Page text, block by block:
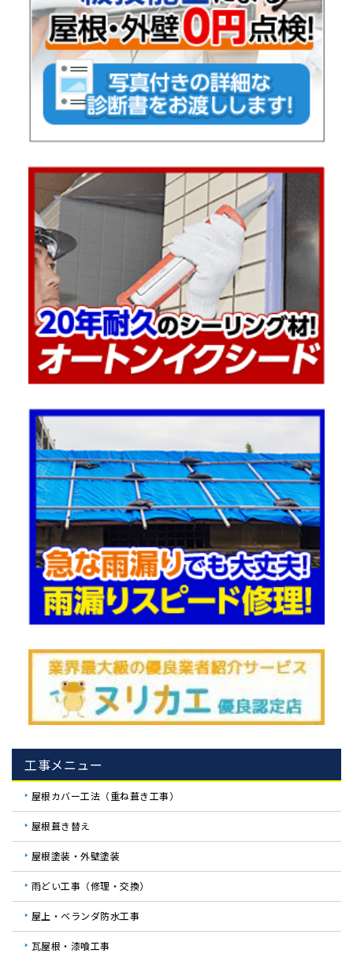
工事メニュー
屋根カバー工法（重ね葺き工事）
屋根葺き替え
屋根塗装・外壁塗装
雨どい工事（修理・交換）
屋上・ベランダ防水工事
瓦屋根・漆喰工事